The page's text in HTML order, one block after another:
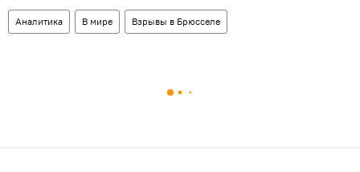
Аналитика В мире Взрывы в Брюсселе